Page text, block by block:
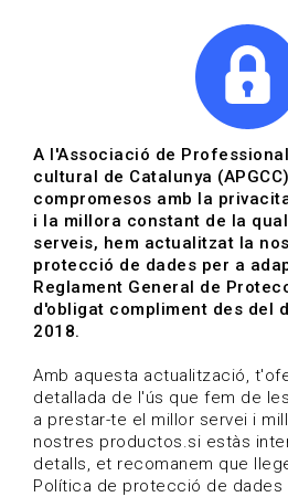
Actualitza't
Vols estar al dia?
HOME / BLOG
Estigues
Convocatòries, activitats i
cultura.
A l'Associació de
cultural de Catalunya
compromesos amb la
i la millora constant de la
serveis, hem actualitzat la
protecció de dades per a
Reglament General de
d'obligat compliment des del
2018.
Amb aquesta actualització,
detallada de l'ús que fem de
a prestar-te el millor servei i
nostres productos.si estàs
detalls, et recomanem que
Política de protecció de dades